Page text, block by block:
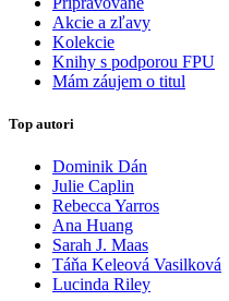
Akcie a zľavy
Kolekcie
Knihy s podporou FPU
Mám záujem o titul
Top autori
Dominik Dán
Julie Caplin
Rebecca Yarros
Ana Huang
Sarah J. Maas
Táňa Keleová Vasilková
Lucinda Riley